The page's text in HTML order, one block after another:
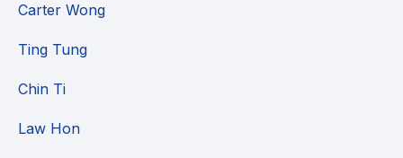
Carter Wong
Ting Tung
Chin Ti
Law Hon